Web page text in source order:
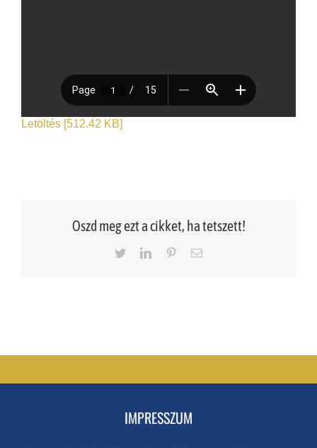
Letöltés [512.42 KB]
Oszd meg ezt a cikket, ha tetszett!
TwitterLinkedInPinterestEmail
IMPRESSZUM